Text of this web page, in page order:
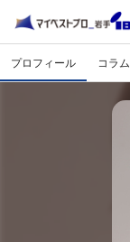
プロフィール コラム